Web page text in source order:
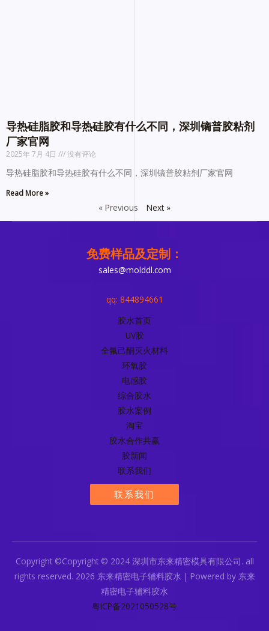
导热硅脂胶和导热硅胶有什么不同，深圳镝普胶粘剂
厂家官网
2025年 7月 4日 没有评论
导热硅脂胶和导热硅胶有什么不同，深圳镝普胶粘剂厂家官网
Read More »
« Previous Next »
免费样品及定制：
sales@molddl.com
qq: 844894661
胶水首页
UV胶
全氟己酮灭火材料
环氧胶
电感胶
综合胶水
胶水案例
淘宝
胶水合作共赢
胶新闻
联系我们
联系我们
Copyright ©Copyright © 2024 深圳市东来精密模具有限公司. all
rights reserved. 2026 东来精密电子辅料胶水 | Powered by 东来
精密电子辅料胶水
粤ICP备2021050528号